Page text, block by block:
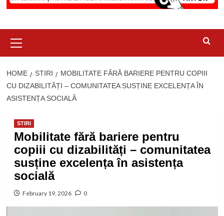
Menu
HOME STIRI
MOBILITATE FĂRĂ BARIERE PENTRU COPIII
CU DIZABILITĂȚI – COMUNITATEA SUSȚINE EXCELENȚA ÎN
ASISTENȚA SOCIALĂ
STIRI
Mobilitate fără bariere pentru
copiii cu dizabilități – comunitatea
susține excelența în asistența
socială
February 19, 2026 0